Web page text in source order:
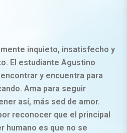
inquieto, insatisfecho y
El estudiante Agustino
y encuentra para
Ama para seguir
así, más sed de amor.
reconocer que el principal
humano es que no se